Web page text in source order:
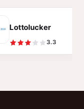
всего мира)
Lottolucker
3.3